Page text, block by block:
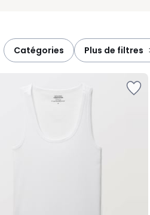
catégories plus de filtres